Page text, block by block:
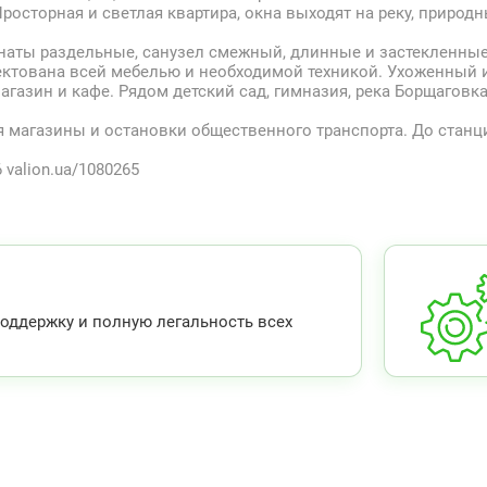
и светлая квартира, окна выходят на реку,
раздельные, санузел смежный, длинные и
всей мебелью и необходимой техникой. Ухоженный
и кафе. Рядом детский сад, гимназия, река
магазины и остановки общественного транспорта. До
valion.ua/1080265
и полную легальность всех